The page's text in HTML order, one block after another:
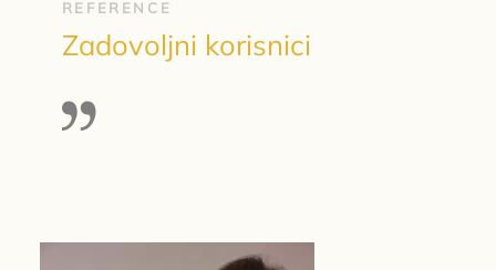
REFERENCE
Zadovoljni korisnici